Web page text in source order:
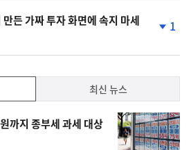
든 가짜 투자 화면에 속지 마세
하
락
1
최신 뉴스
까지 종부세 과세 대상